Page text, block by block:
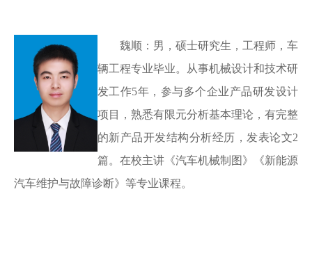
魏顺 ： 男，硕士研究生，工程师，车
辆工程专业毕业。从事机械设计和技术研
发工作5年，参与多个企业产品研发设计
项目，熟悉有限元分析基本理论，有完整
的新产品开发结构分析经历，发表论文2
篇。在校主讲《汽车机械制图》《新能源
汽车维护与故障诊断》等专业课程。